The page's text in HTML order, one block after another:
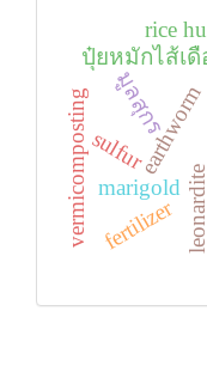
leonardite
marigold
ปุ๋ยหมักไส้เ
earthworm
มูลสุกร
vermicomposting
rice
sulfur
fertilizer